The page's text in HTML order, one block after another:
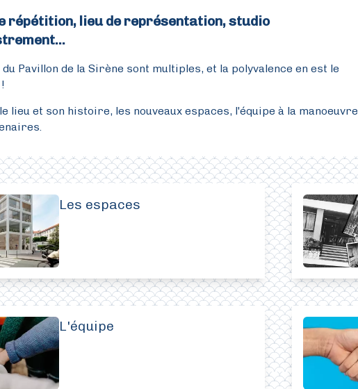
répétition, lieu de représentation, studio
Pavillon de la Sirène sont multiples, et la polyvalence en est le
lieu et son histoire, les nouveaux espaces, l'équipe à la manoeuvre
Les espaces
L'équipe